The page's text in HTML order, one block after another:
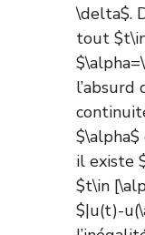
\delta$.
tout
il existe
$t\in
$|u(t)-